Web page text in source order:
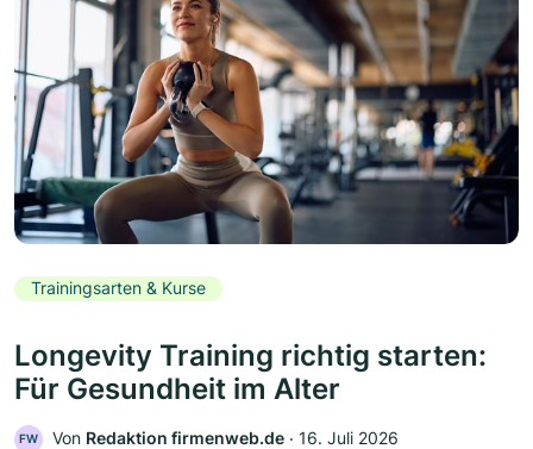
Trainingsarten & Kurse
Longevity Training richtig starten:
Für Gesundheit im Alter
FW Von Redaktion firmenweb.de ‧ 16. Juli 2026